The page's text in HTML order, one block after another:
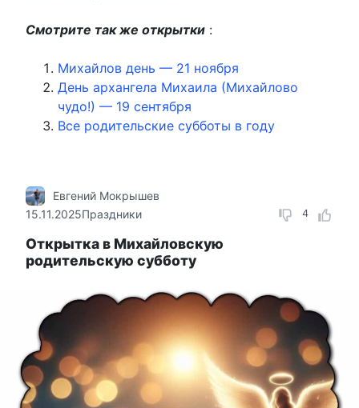
Смотрите так же открытки :
Михайлов день — 21 ноября
День архангела Михаила (Михайлово
чудо!) — 19 сентября
Все родительские субботы в году
4
Евгений Мокрышев
15.11.2025Праздники
Открытка в Михайловскую
родительскую субботу